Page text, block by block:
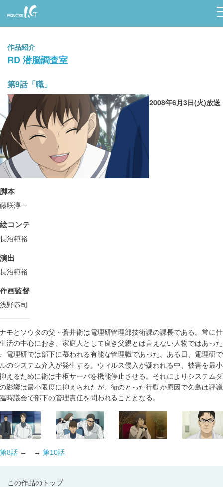
Prod
uctio
n I.G
作品紹介
RD 潜脳調査室
この作品のトップ
第9話「職」
2008年6月3日(火)放送
脚本
藤咲淳一
絵コンテ
長沼範裕
演出
長沼範裕
作画監督
浅野恭司
モとソウタの父・蒼井衛は電理研管理部技術課の課長である。常に
活の中心におき、家庭人として良き父親とは言えない人物ではあった
電理研では部下に慕われる有能な管理職であった。ある日、電理研
のシステム介入が発生する。ウィルス侵入が疑われる中、被害を最
えるために衛は中枢サーバを機能停止させる。それによりシステム
影響は最小限度に抑えられたが、衛のとった行動が原因で久島は評
時議会で部下の管理責任を問われることとなる。
第8話 ← → 第10話